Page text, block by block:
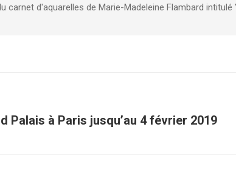
carnet d'aquarelles de Marie-Madeleine Flambard
Palais à Paris jusqu’au 4 février 2019